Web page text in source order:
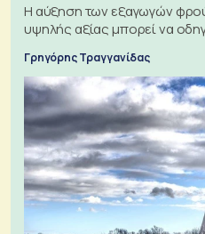
Η αύξηση των εξαγωγών
υψηλής αξίας μπορεί να
Γρηγόρης Τραγγανίδας